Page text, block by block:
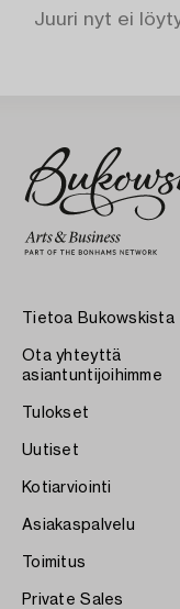
Juuri nyt ei
Tietoa Bukowskista
Ota yhteyttä
asiantuntijoihimme
Tulokset
Uutiset
Kotiarviointi
Asiakaspalvelu
Toimitus
Private Sales